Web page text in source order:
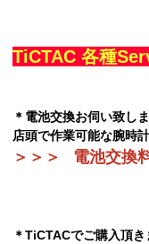
TiCTAC 各種
＊電池交換お伺い致し
店頭で作業可能な腕時
＞＞＞ 電池交換
＊TiCTACでご購入頂き